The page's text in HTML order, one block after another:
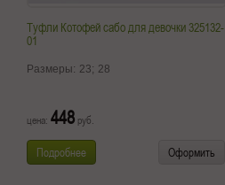
Туфли Котофей сабо для девочки 325132-
01
Размеры: 23; 28
цена: 448 руб.
Подробнее Оформить